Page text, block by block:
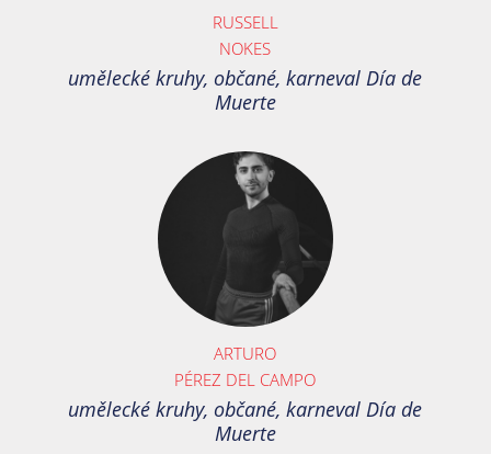
RUSSELL
NOKES
umělecké kruhy, občané, karneval Día de
Muerte
ARTURO
PÉREZ DEL CAMPO
umělecké kruhy, občané, karneval Día de
Muerte